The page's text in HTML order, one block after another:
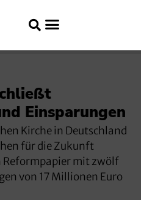
Einsparungen
Kirche in Deutschland
für die Zukunft
Reformpapier mit zwölf
von 17 Millionen Euro